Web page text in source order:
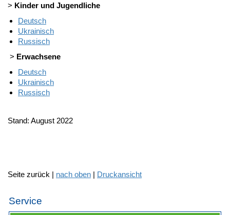
> Kinder und Jugendliche
Deutsch
Ukrainisch
Russisch
> Erwachsene
Deutsch
Ukrainisch
Russisch
Stand: August 2022
Seite zurück | nach oben | Druckansicht
Service